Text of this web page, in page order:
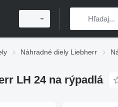
Náhradné diely Liebherr
LH 24 na rýpadlá